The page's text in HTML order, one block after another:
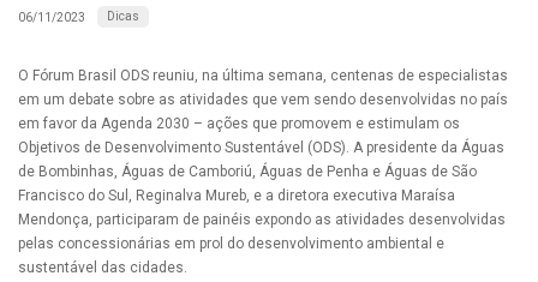
06/11/2023 Dicas
O Fórum Brasil ODS reuniu, na última semana, centenas de especialistas
em um debate sobre as atividades que vem sendo desenvolvidas no país
em favor da Agenda 2030 – ações que promovem e estimulam os
Objetivos de Desenvolvimento Sustentável (ODS). A presidente da Águas
de Bombinhas, Águas de Camboriú, Águas de Penha e Águas de São
Francisco do Sul, Reginalva Mureb, e a diretora executiva Maraísa
Mendonça, participaram de painéis expondo as atividades desenvolvidas
pelas concessionárias em prol do desenvolvimento ambiental e
sustentável das cidades.